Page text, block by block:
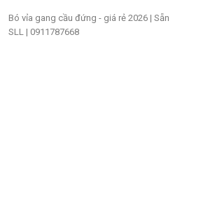
Bó vỉa gang cầu đứng - giá rẻ 2026 | Sẵn
SLL | 0911787668